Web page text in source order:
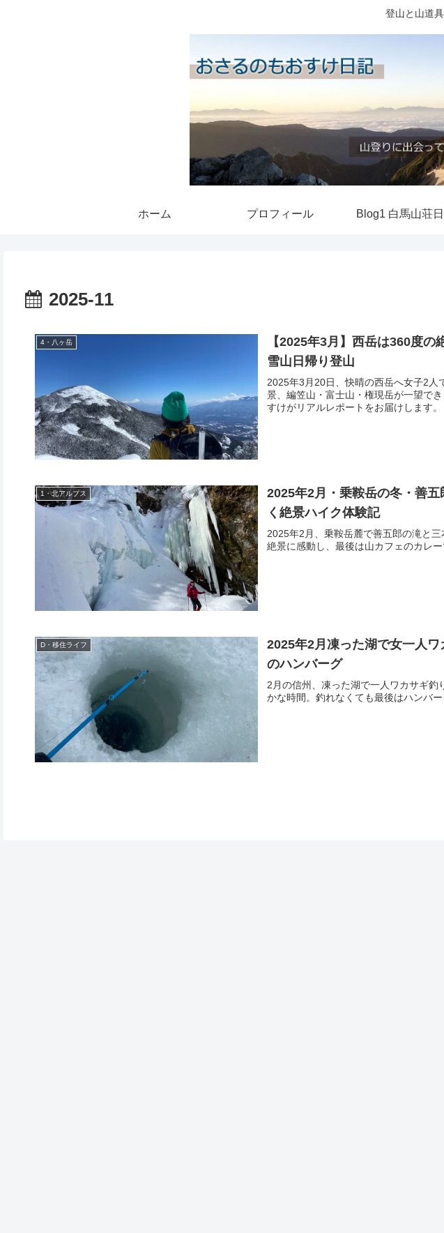
登山と山道
ホーム プロフィール Blog1 白馬山荘
2025-11
4・八ヶ岳
【2025年3月】西岳は360度
雪山日帰り登山
2025年3月20日、快晴の西岳へ女子2人
景、編笠山・富士山・権現岳が一望で
すけがリアルレポートをお届けします。
1・北アルプス
2025年2月・乗鞍岳の冬・善
く絶景ハイク体験記
2025年2月、乗鞍岳麓で善五郎の滝と
絶景に感動し、最後は山カフェのカレー
D・移住ライフ
2025年2月凍った湖で女一人
のハンバーグ
2月の信州、凍った湖で一人ワカサギ
かな時間。釣れなくても最後はハンバ